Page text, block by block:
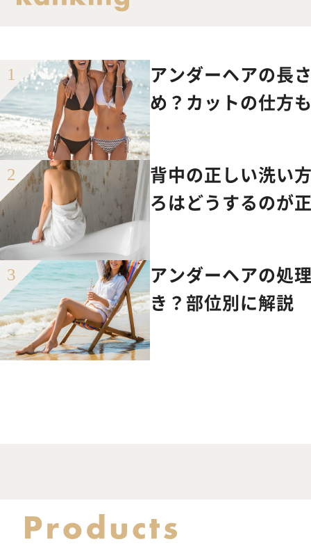
アンダーヘアの長
め？カットの仕方
背中の正しい洗い
ろはどうするのが
アンダーヘアの処
き？部位別に解説